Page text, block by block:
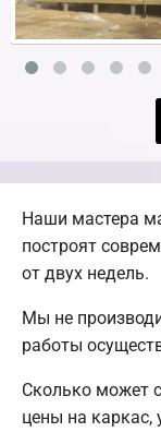
Наши мастера
построят
от двух недель.
Мы не
работы
Сколько может
цены на каркас,